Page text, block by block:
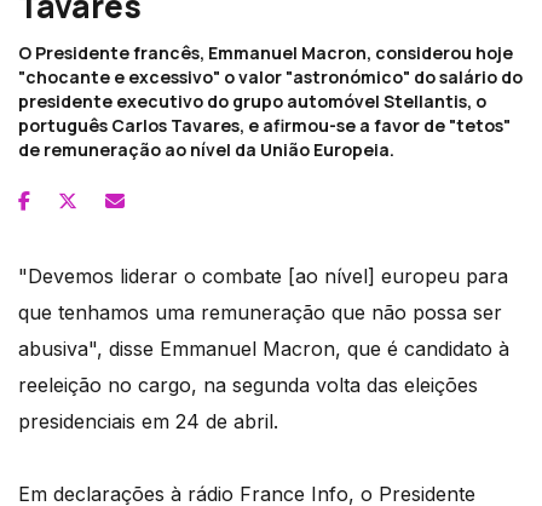
O Presidente francês, Emmanuel Macron, considerou hoje
"chocante e excessivo" o valor "astronómico" do salário do
presidente executivo do grupo automóvel Stellantis, o
português Carlos Tavares, e afirmou-se a favor de "tetos"
de remuneração ao nível da União Europeia.
"Devemos liderar o combate [ao nível] europeu para
que tenhamos uma remuneração que não possa ser
abusiva", disse Emmanuel Macron, que é candidato à
reeleição no cargo, na segunda volta das eleições
presidenciais em 24 de abril.
Em declarações à rádio France Info, o Presidente